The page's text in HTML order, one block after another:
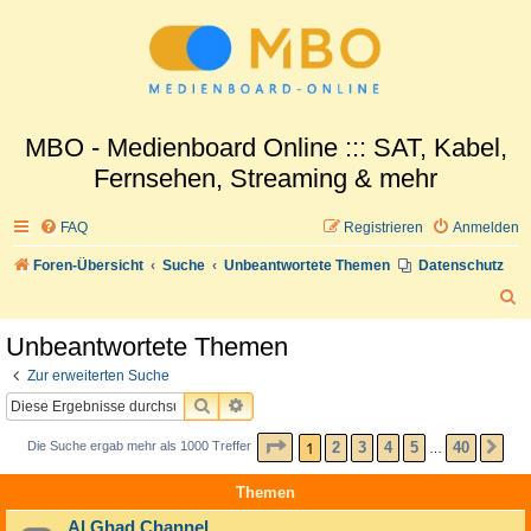
MBO - Medienboard Online ::: SAT, Kabel,
Fernsehen, Streaming & mehr
FAQ Anmelden
Registrieren
Foren-Übersicht Suche Unbeantwortete Themen
Datenschutz
Unbeantwortete Themen
Zur erweiterten Suche
SUCHEERWEITERTE SUCHE
Die Suche ergab mehr als 1000 Treffer SEITE1 VON40
1 2 3 4 5 40
Themen